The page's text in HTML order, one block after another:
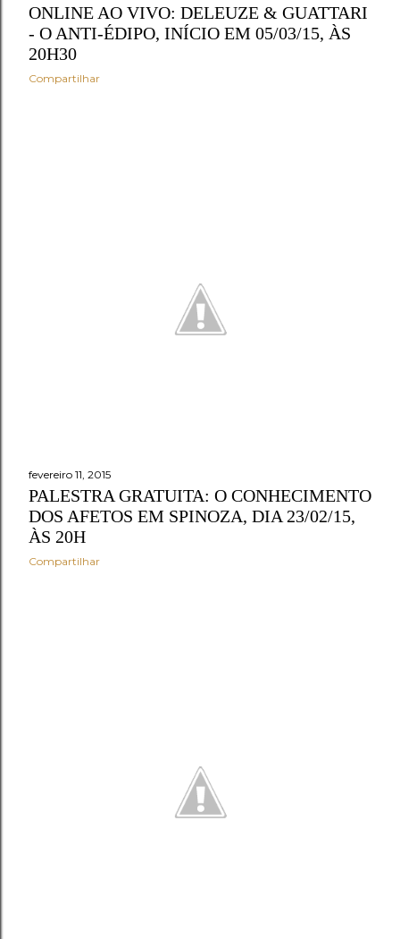
ONLINE AO VIVO: DELEUZE & GUATTARI
- O ANTI-ÉDIPO, INÍCIO EM 05/03/15, ÀS
20H30
Compartilhar
fevereiro 11, 2015
PALESTRA GRATUITA: O CONHECIMENTO
DOS AFETOS EM SPINOZA, DIA 23/02/15,
ÀS 20H
Compartilhar